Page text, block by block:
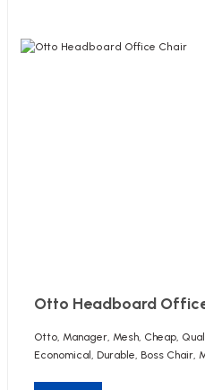
Otto Headboard
Otto, Manager, Mesh, Cheap,
Economical, Durable, Boss Chair,